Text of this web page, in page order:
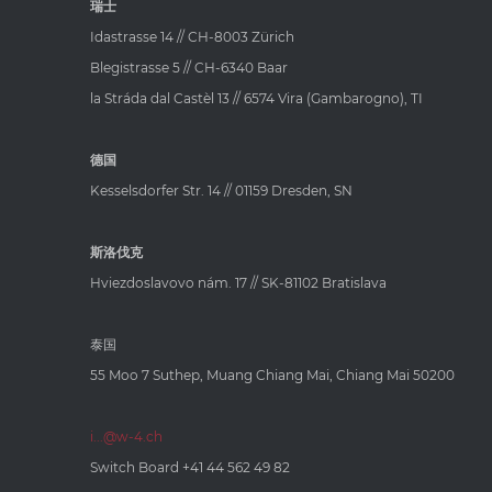
瑞士
Idastrasse 14 // CH-8003 Zürich
Blegistrasse 5 // CH-6340 Baar
la Stráda dal Castèl 13 // 6574 Vira (Gambarogno), TI
德国
Kesselsdorfer Str. 14 // 01159 Dresden, SN
斯洛伐克
Hviezdoslavovo nám. 17 // SK-81102 Bratislava
泰国
55 Moo 7 Suthep, Muang Chiang Mai, Chiang Mai 50200
i...@w-4.ch
Switch Board +41 44 562 49 82